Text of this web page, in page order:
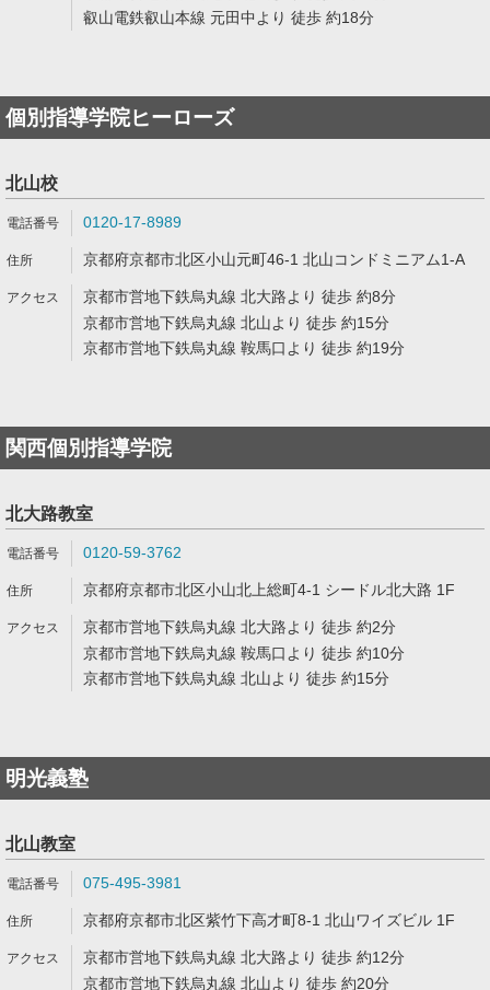
叡山電鉄叡山本線 元田中より 徒歩 約18分
個別指導学院ヒーローズ
北山校
0120-17-8989
京都府京都市北区小山元町46-1 北山コンドミニアム1-A
京都市営地下鉄烏丸線 北大路より 徒歩 約8分
京都市営地下鉄烏丸線 北山より 徒歩 約15分
京都市営地下鉄烏丸線 鞍馬口より 徒歩 約19分
関西個別指導学院
北大路教室
0120-59-3762
京都府京都市北区小山北上総町4-1 シードル北大路 1F
京都市営地下鉄烏丸線 北大路より 徒歩 約2分
京都市営地下鉄烏丸線 鞍馬口より 徒歩 約10分
京都市営地下鉄烏丸線 北山より 徒歩 約15分
明光義塾
北山教室
075-495-3981
京都府京都市北区紫竹下高才町8-1 北山ワイズビル 1F
京都市営地下鉄烏丸線 北大路より 徒歩 約12分
京都市営地下鉄烏丸線 北山より 徒歩 約20分